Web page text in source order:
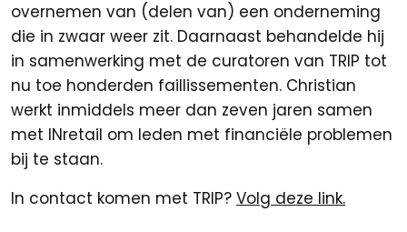
overnemen van (delen van) een onderneming
die in zwaar weer zit. Daarnaast behandelde hij
in samenwerking met de curatoren van TRIP tot
nu toe honderden faillissementen. Christian
werkt inmiddels meer dan zeven jaren samen
met INretail om leden met financiële problemen
bij te staan.
In contact komen met TRIP? Volg deze link.